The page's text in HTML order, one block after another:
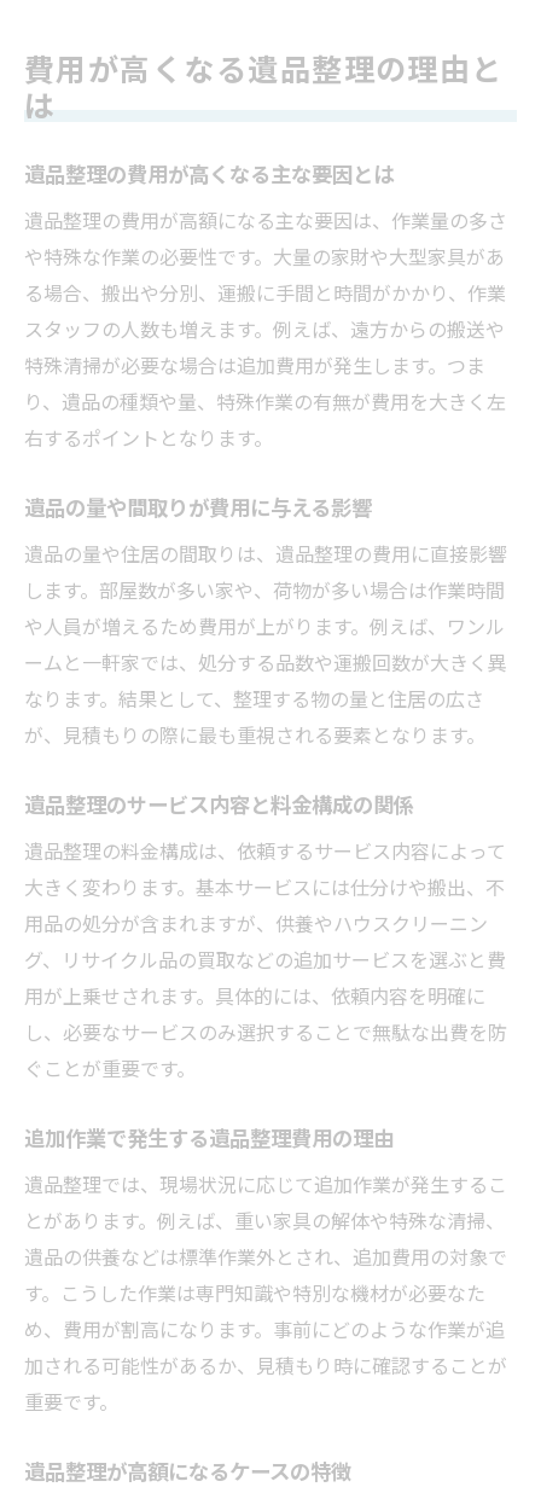
費用が高くなる遺品整理の理由と
は
遺品整理の費用が高くなる主な要因とは
遺品整理の費用が高額になる主な要因は、作業量の多さ
や特殊な作業の必要性です。大量の家財や大型家具があ
る場合、搬出や分別、運搬に手間と時間がかかり、作業
スタッフの人数も増えます。例えば、遠方からの搬送や
特殊清掃が必要な場合は追加費用が発生します。つま
り、遺品の種類や量、特殊作業の有無が費用を大きく左
右するポイントとなります。
遺品の量や間取りが費用に与える影響
遺品の量や住居の間取りは、遺品整理の費用に直接影響
します。部屋数が多い家や、荷物が多い場合は作業時間
や人員が増えるため費用が上がります。例えば、ワンル
ームと一軒家では、処分する品数や運搬回数が大きく異
なります。結果として、整理する物の量と住居の広さ
が、見積もりの際に最も重視される要素となります。
遺品整理のサービス内容と料金構成の関係
遺品整理の料金構成は、依頼するサービス内容によって
大きく変わります。基本サービスには仕分けや搬出、不
用品の処分が含まれますが、供養やハウスクリーニン
グ、リサイクル品の買取などの追加サービスを選ぶと費
用が上乗せされます。具体的には、依頼内容を明確に
し、必要なサービスのみ選択することで無駄な出費を防
ぐことが重要です。
追加作業で発生する遺品整理費用の理由
遺品整理では、現場状況に応じて追加作業が発生するこ
とがあります。例えば、重い家具の解体や特殊な清掃、
遺品の供養などは標準作業外とされ、追加費用の対象で
す。こうした作業は専門知識や特別な機材が必要なた
め、費用が割高になります。事前にどのような作業が追
加される可能性があるか、見積もり時に確認することが
重要です。
遺品整理が高額になるケースの特徴